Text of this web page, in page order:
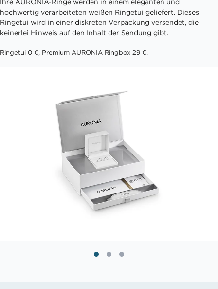
Ihre AURONIA-Ringe werden in einem eleganten und
hochwertig verarbeiteten weißen Ringetui geliefert. Dieses
Ringetui wird in einer diskreten Verpackung versendet, die
keinerlei Hinweis auf den Inhalt der Sendung gibt.
Ringetui 0 €, Premium AURONIA Ringbox 29 €.